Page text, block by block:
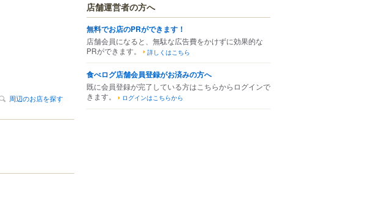
周辺のお店を探す
店舗運営者の方へ
無料でお店のPRができます！
店舗会員になると、無駄な広告費をかけずに効果的な
PRができます。
詳しくはこちら
食べログ店舗会員登録がお済みの方へ
既に会員登録が完了している方はこちらからログインで
きます。
ログインはこちらから